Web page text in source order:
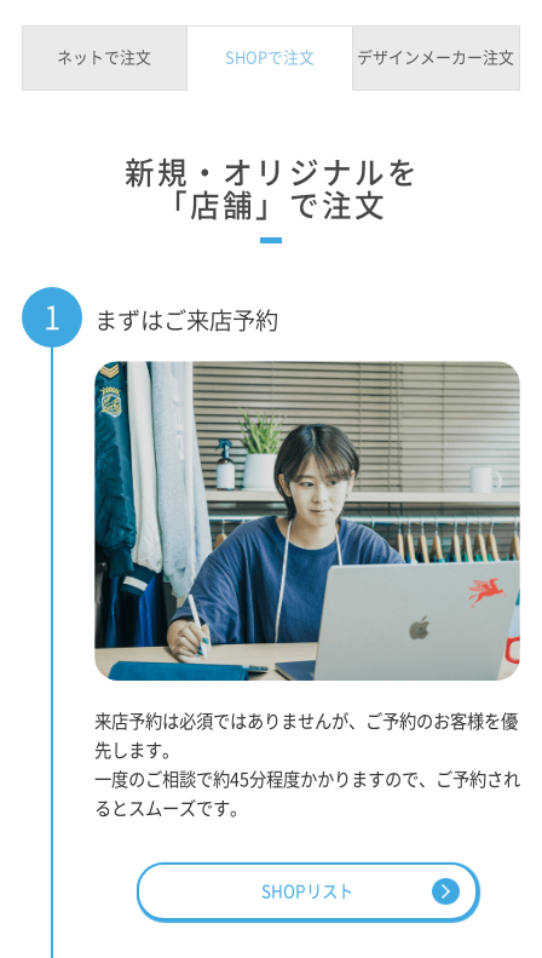
ネットで注文 SHOPで注文 デザインメーカー注文
新規・オリジナルを
「店舗」で注文
1 まずはご来店予約
来店予約は必須ではありませんが、ご予約のお客様を優
先します。
一度のご相談で約45分程度かかりますので、ご予約され
るとスムーズです。
SHOPリスト